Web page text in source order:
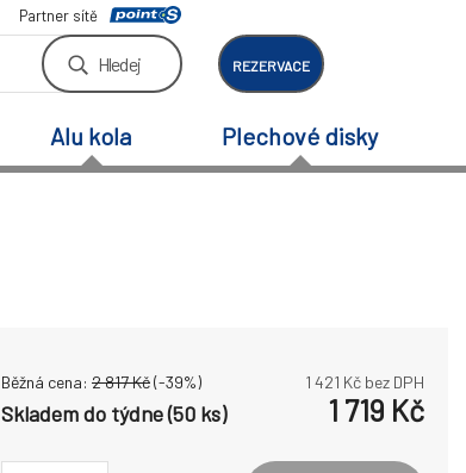
Partner sítě
Hledej REZERVACE
Alu kola Plechové disky
Běžná cena: 2 817Kč(-39%) 1 421 Kč bez DPH
Skladem do týdne (50 ks) 1 719 Kč